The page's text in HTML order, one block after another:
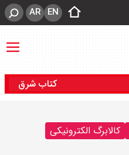
EN
AR
کتاب شرق
کالابرگ الکترونیکی